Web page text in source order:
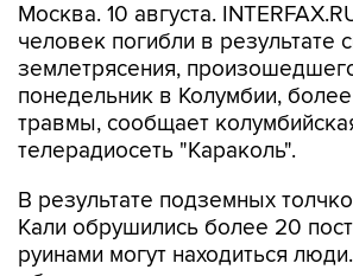
Москва. 10 августа.
человек погибли в результате
землетрясения,
понедельник в Колумбии,
травмы, сообщает
телерадиосеть "Караколь".
В результате подземных
Кали обрушились более 20
руинами могут находиться